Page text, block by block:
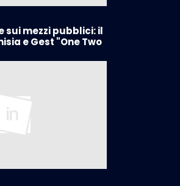
sui mezzi pubblici: il
e Gest "One Two